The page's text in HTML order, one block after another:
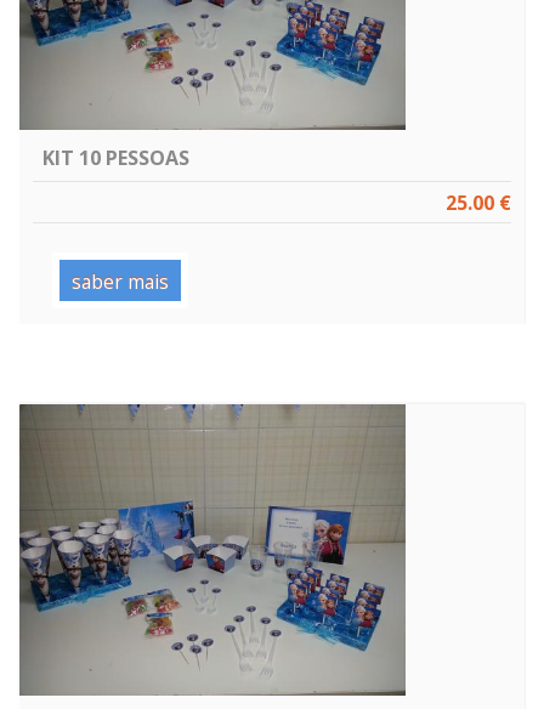
KIT 10 PESSOAS
25.00 €
saber mais